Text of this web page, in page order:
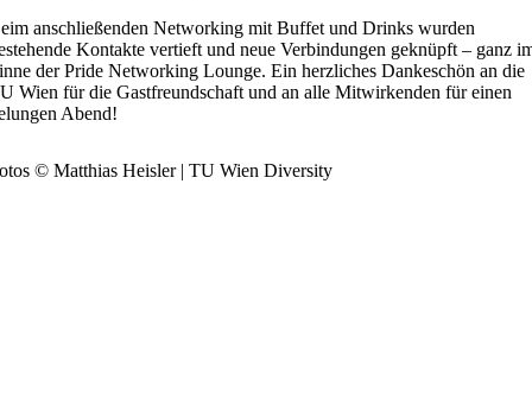
anschließenden Networking mit Buffet und Drinks wurden
Kontakte vertieft und neue Verbindungen geknüpft – ganz
der Pride Networking Lounge. Ein herzliches Dankeschön an die
Wien für die Gastfreundschaft und an alle Mitwirkenden für einen
Abend!
© Matthias Heisler | TU Wien Diversity